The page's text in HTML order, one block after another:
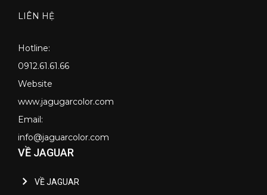
LIÊN HỆ
Hotline:
0912.61.61.66
Website
www.jagugarcolor.com
Email:
info@jaguarcolor.com
VỀ JAGUAR
VỀ JAGUAR